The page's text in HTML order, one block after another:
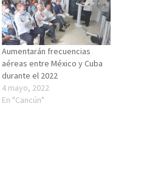
Aumentarán frecuencias
aéreas entre México y Cuba
durante el 2022
4 mayo, 2022
En "Cancún"